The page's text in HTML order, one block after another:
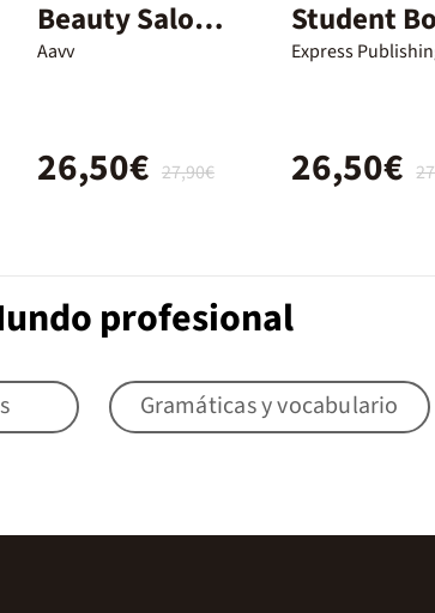
Beauty Salon
Student's
Aavv
27,90€
26,50€
Student
Express
26,50€
profesional
Gramáticas y vocabulario